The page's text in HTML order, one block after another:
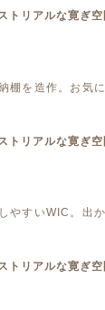
棚を造作。お気
やすいWIC。出